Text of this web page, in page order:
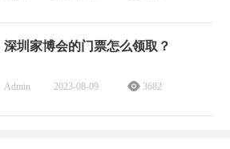
深圳家博会的门票怎么领取？
Admin 2023-08-09 3682